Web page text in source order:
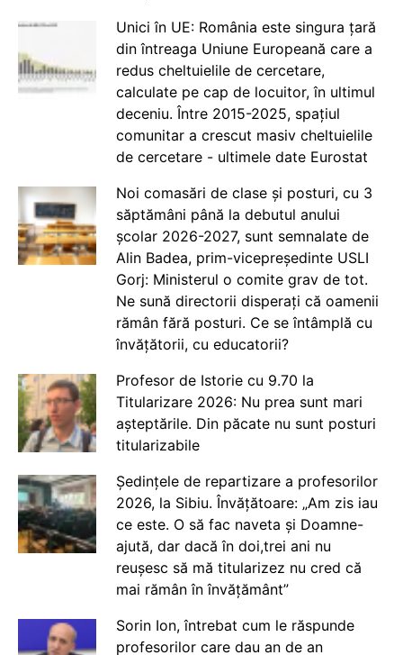
Unici în UE: România este singura țară
din întreaga Uniune Europeană care a
redus cheltuielile de cercetare,
calculate pe cap de locuitor, în ultimul
deceniu. Între 2015-2025, spațiul
comunitar a crescut masiv cheltuielile
de cercetare - ultimele date Eurostat
Noi comasări de clase și posturi, cu 3
săptămâni până la debutul anului
școlar 2026-2027, sunt semnalate de
Alin Badea, prim-vicepreședinte USLI
Gorj: Ministerul o comite grav de tot.
Ne sună directorii disperați că oamenii
rămân fără posturi. Ce se întâmplă cu
învățătorii, cu educatorii?
Profesor de Istorie cu 9.70 la
Titularizare 2026: Nu prea sunt mari
așteptările. Din păcate nu sunt posturi
titularizabile
Ședințele de repartizare a profesorilor
2026, la Sibiu. Învățătoare: „Am zis iau
ce este. O să fac naveta și Doamne-
ajută, dar dacă în doi,trei ani nu
reușesc să mă titularizez nu cred că
mai rămân în învățământ”
Sorin Ion, întrebat cum le răspunde
profesorilor care dau an de an